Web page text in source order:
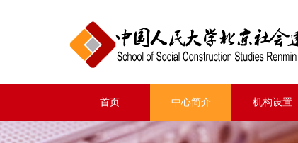
首页 中心简介 机构设置